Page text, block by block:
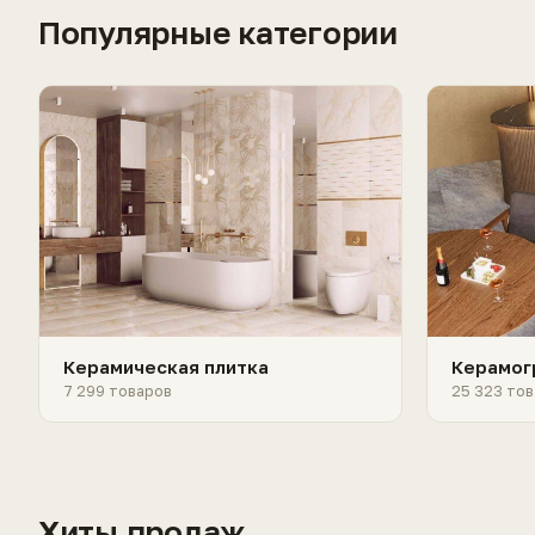
Популярные категории
Керамическая плитка
7 299 товаров 25 323